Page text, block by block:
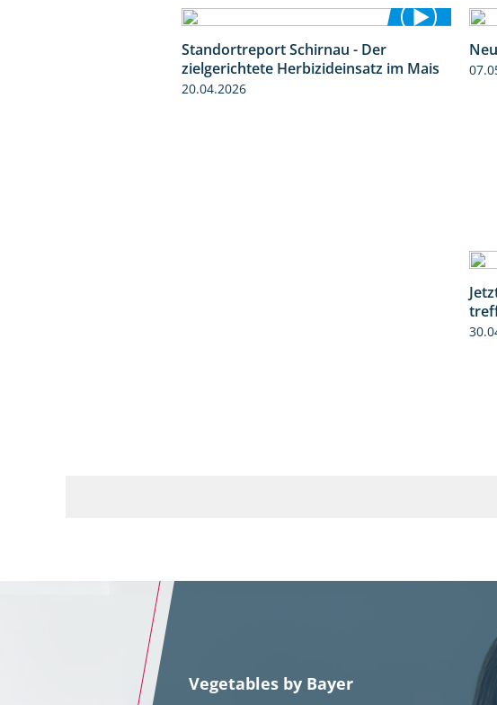
Standortreport Schirnau - Der
zielgerichtete Herbizideinsatz im Mais
20.04.2026
Vegetables by Bayer